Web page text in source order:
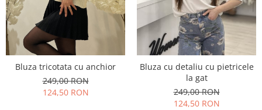
Bluza tricotata cu anchior
249,00 RON
124,50 RON
Bluza cu detaliu cu pietricele
la gat
249,00 RON
124,50 RON